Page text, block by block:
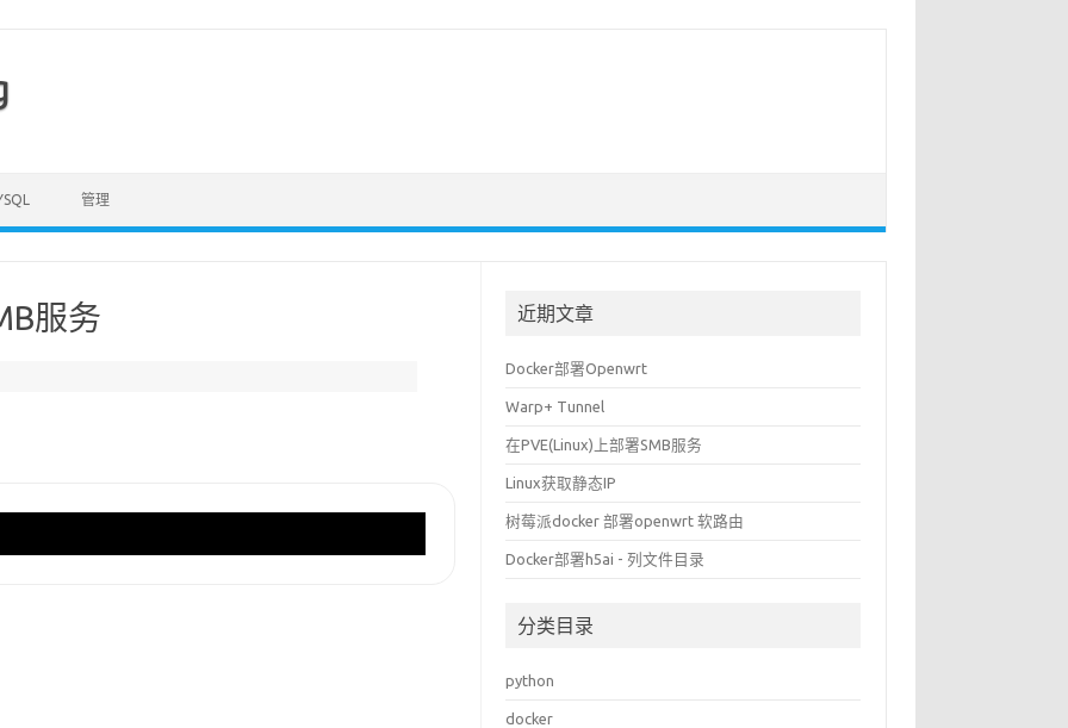
管理
服务 近期文章
Docker部署Openwrt
Warp+ Tunnel
在PVE(Linux)上部署SMB服务
Linux获取静态IP
树莓派docker 部署openwrt 软路由
Docker部署h5ai - 列文件目录
分类目录
python
docker